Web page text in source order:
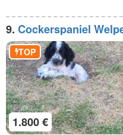
9. Cockerspaniel
1.800 €
TOP